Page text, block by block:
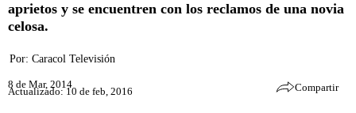
aprietos y se encuentren con los reclamos de una novia
celosa.
Por: Caracol Televisión
8 de Mar, 2014
Actualizado: 10 de feb, 2016 Compartir